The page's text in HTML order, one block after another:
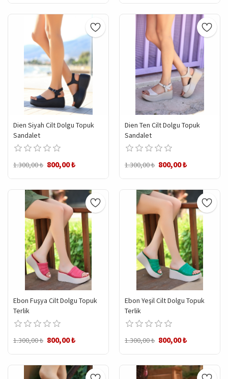
Dien Siyah Cilt Dolgu Topuk
Sandalet
1.300,00 ₺ 800,00 ₺
Dien Ten Cilt Dolgu Topuk
Sandalet
1.300,00 ₺ 800,00 ₺
Ebon Fuşya Cilt Dolgu Topuk
Terlik
1.300,00 ₺ 800,00 ₺
Ebon Yeşil Cilt Dolgu Topuk
Terlik
1.300,00 ₺ 800,00 ₺